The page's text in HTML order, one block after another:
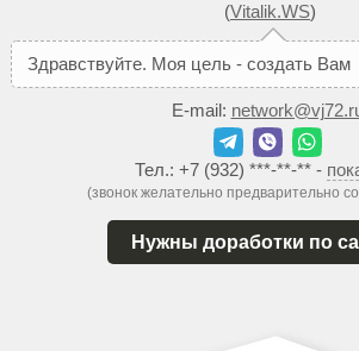
(Vitalik.WS)
Здравствуйте. Моя цель - создать Вам
E-mail:
Тел.: +7 (932) ***-**-** -
(звонок желательно предварительно
Нужны доработки по